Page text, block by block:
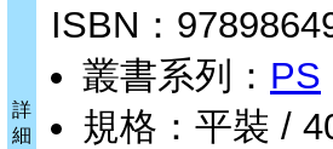
詳
細
ISBN：
叢書系列： PS
規格：平裝 /